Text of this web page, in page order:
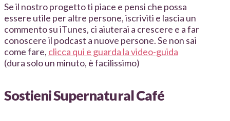
Se il nostro progetto ti piace e pensi che possa
essere utile per altre persone, iscriviti e lascia un
commento su iTunes, ci aiuterai a crescere e a far
conoscere il podcast a nuove persone. Se non sai
come fare, clicca qui e guarda la video-guida
(dura solo un minuto, è facilissimo)
Sostieni Supernatural Café